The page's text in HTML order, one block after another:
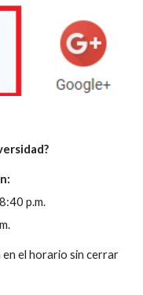
p.m.
el horario sin cerrar